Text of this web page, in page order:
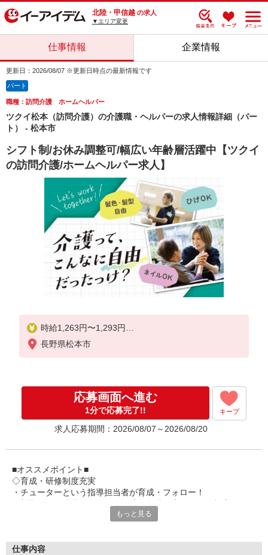
北陸・甲信越 の求人
▼エリア変更
仕事情報 企業情報
更新日：2026/08/07 ※更新日時点の最新情報です
パート
職種：訪問介護 ホームヘルパー
ツクイ松本（訪問介護）の介護職・ヘルパーの求人情報詳細（パー
ト） - 松本市
シフト制/お休み調整可/幅広い年齢層活躍中【ツクイ
の訪問介護/ホームヘルパー求人】
時給1,263円〜1,293円
★土日祝日は時給100円アップ！
（18:00〜翌07:59の時間帯）
・ICT手当:2,000円/月
・深夜割増は別途支給
・ケア→ケアの移動時間も賃金（時給）を支給
・特定事業所加算手当:60円/時間含む
長野県松本市
応募画面へ進む
1分で応募完了!! キープ
求人応募期間：2026/08/07～2026/08/20
■オススメポイント■
◇育成・研修制度充実
・チューターという指導担当者が育成・フォロー！
・キャリアアップ支援制度を活用して働きながら資格取得が可能
・ツクイ独自の福祉厚生制度でプライベートも充実
もっと見る
仕事内容